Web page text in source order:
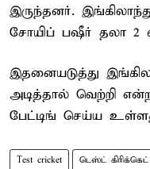
இருந்தனர்.
சோயிப் பஷீர் தலா 2
இதனையடுத்து
அடித்தால் வெற்றி
பேட்டிங் செய்ய
Test cricket டெஸ்ட் கிரிக்கெட்